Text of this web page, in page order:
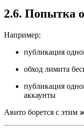
2.6. Попытка
Например:
публикация
обход лимита
публикация
аккаунты
Авито борется с этим